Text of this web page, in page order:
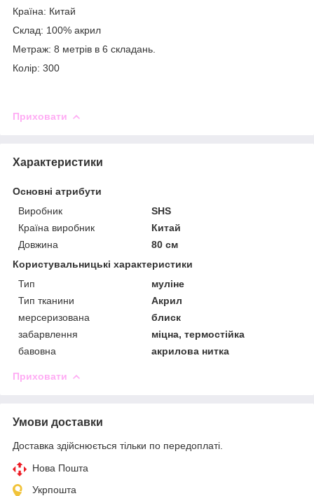
Країна: Китай
Склад: 100% акрил
Метраж: 8 метрів в 6 складань.
Колір: 300
Приховати
Характеристики
Основні атрибути
Виробник
SHS
Країна виробник
Китай
Довжина
80 см
Користувальницькі характеристики
Тип
муліне
Тип тканини
Акрил
мерсеризована
блиск
забарвлення
міцна, термостійка
бавовна
акрилова нитка
Приховати
Умови доставки
Доставка здійснюється тільки по передоплаті.
Нова Пошта
Укрпошта